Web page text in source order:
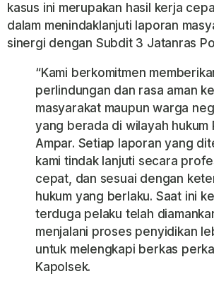
kasus ini merupakan hasil kerja
dalam menindaklanjuti laporan
sinergi dengan Subdit 3 Jatanras
“Kami berkomitmen
perlindungan dan rasa aman
masyarakat maupun warga
yang berada di wilayah hukum
Ampar. Setiap laporan yang
kami tindak lanjuti secara
cepat, dan sesuai dengan
hukum yang berlaku. Saat ini
terduga pelaku telah
menjalani proses penyidikan
untuk melengkapi berkas
Kapolsek.